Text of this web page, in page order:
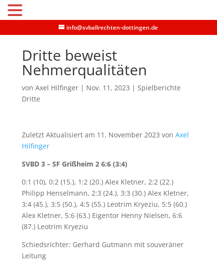
info@svballrechten-dottingen.de
Dritte beweist
Nehmerqualitäten
von Axel Hilfinger| Nov. 11, 2023 | Spielberichte
Dritte
Zuletzt Aktualisiert am 11. November 2023 von Axel
Hilfinger
SVBD 3 – SF Grißheim 2 6:6 (3:4)
0:1 (10), 0:2 (15.), 1:2 (20.) Alex Kletner, 2:2 (22.)
Philipp Henselmann, 2:3 (24.), 3:3 (30.) Alex Kletner,
3:4 (45.), 3:5 (50.), 4:5 (55.) Leotrim Kryeziu, 5:5 (60.)
Alex Kletner, 5:6 (63.) Eigentor Henny Nielsen, 6:6
(87.) Leotrim Kryeziu
Schiedsrichter: Gerhard Gutmann mit souveräner
Leitung